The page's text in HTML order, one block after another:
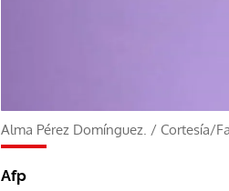
Alma Pérez Domínguez. / Cortesía/
Afp